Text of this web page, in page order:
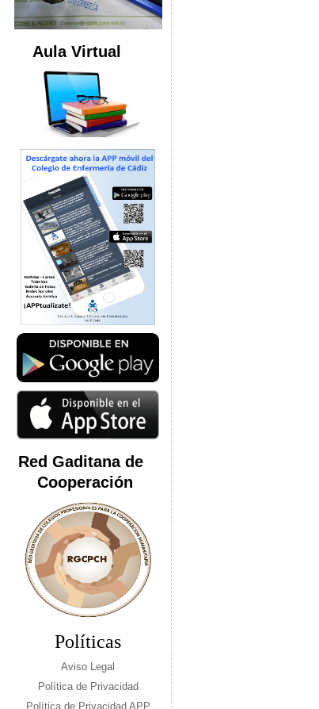
Aula Virtual
Red Gaditana de
Cooperación
Políticas
Aviso Legal
Política de Privacidad
Política de Privacidad APP